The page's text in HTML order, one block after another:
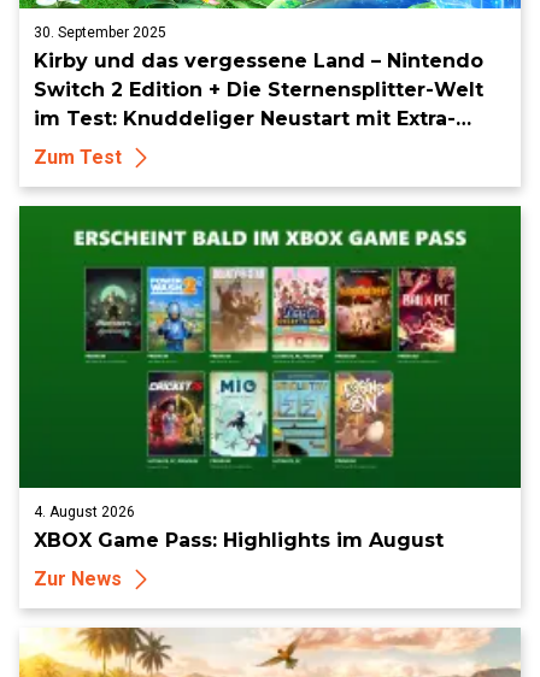
30. September 2025
Kirby und das vergessene Land – Nintendo
Switch 2 Edition + Die Sternensplitter-Welt
im Test: Knuddeliger Neustart mit Extra-
Glitzer
Zum Test
4. August 2026
XBOX Game Pass: Highlights im August
Zur News